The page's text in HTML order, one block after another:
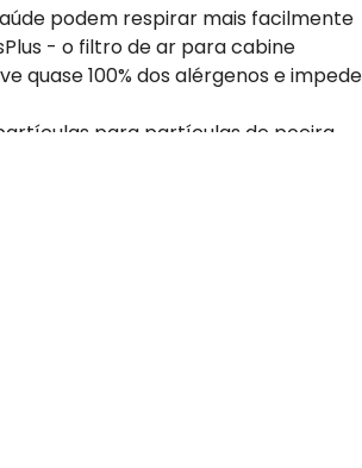
podem respirar mais facilmente
- o filtro de ar para cabine
quase 100% dos alérgenos e impede
para partículas de poeira
e gases nocivos e a camada